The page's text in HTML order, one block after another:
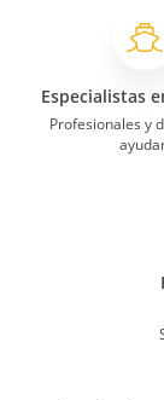
Especialistas
Profesionales y